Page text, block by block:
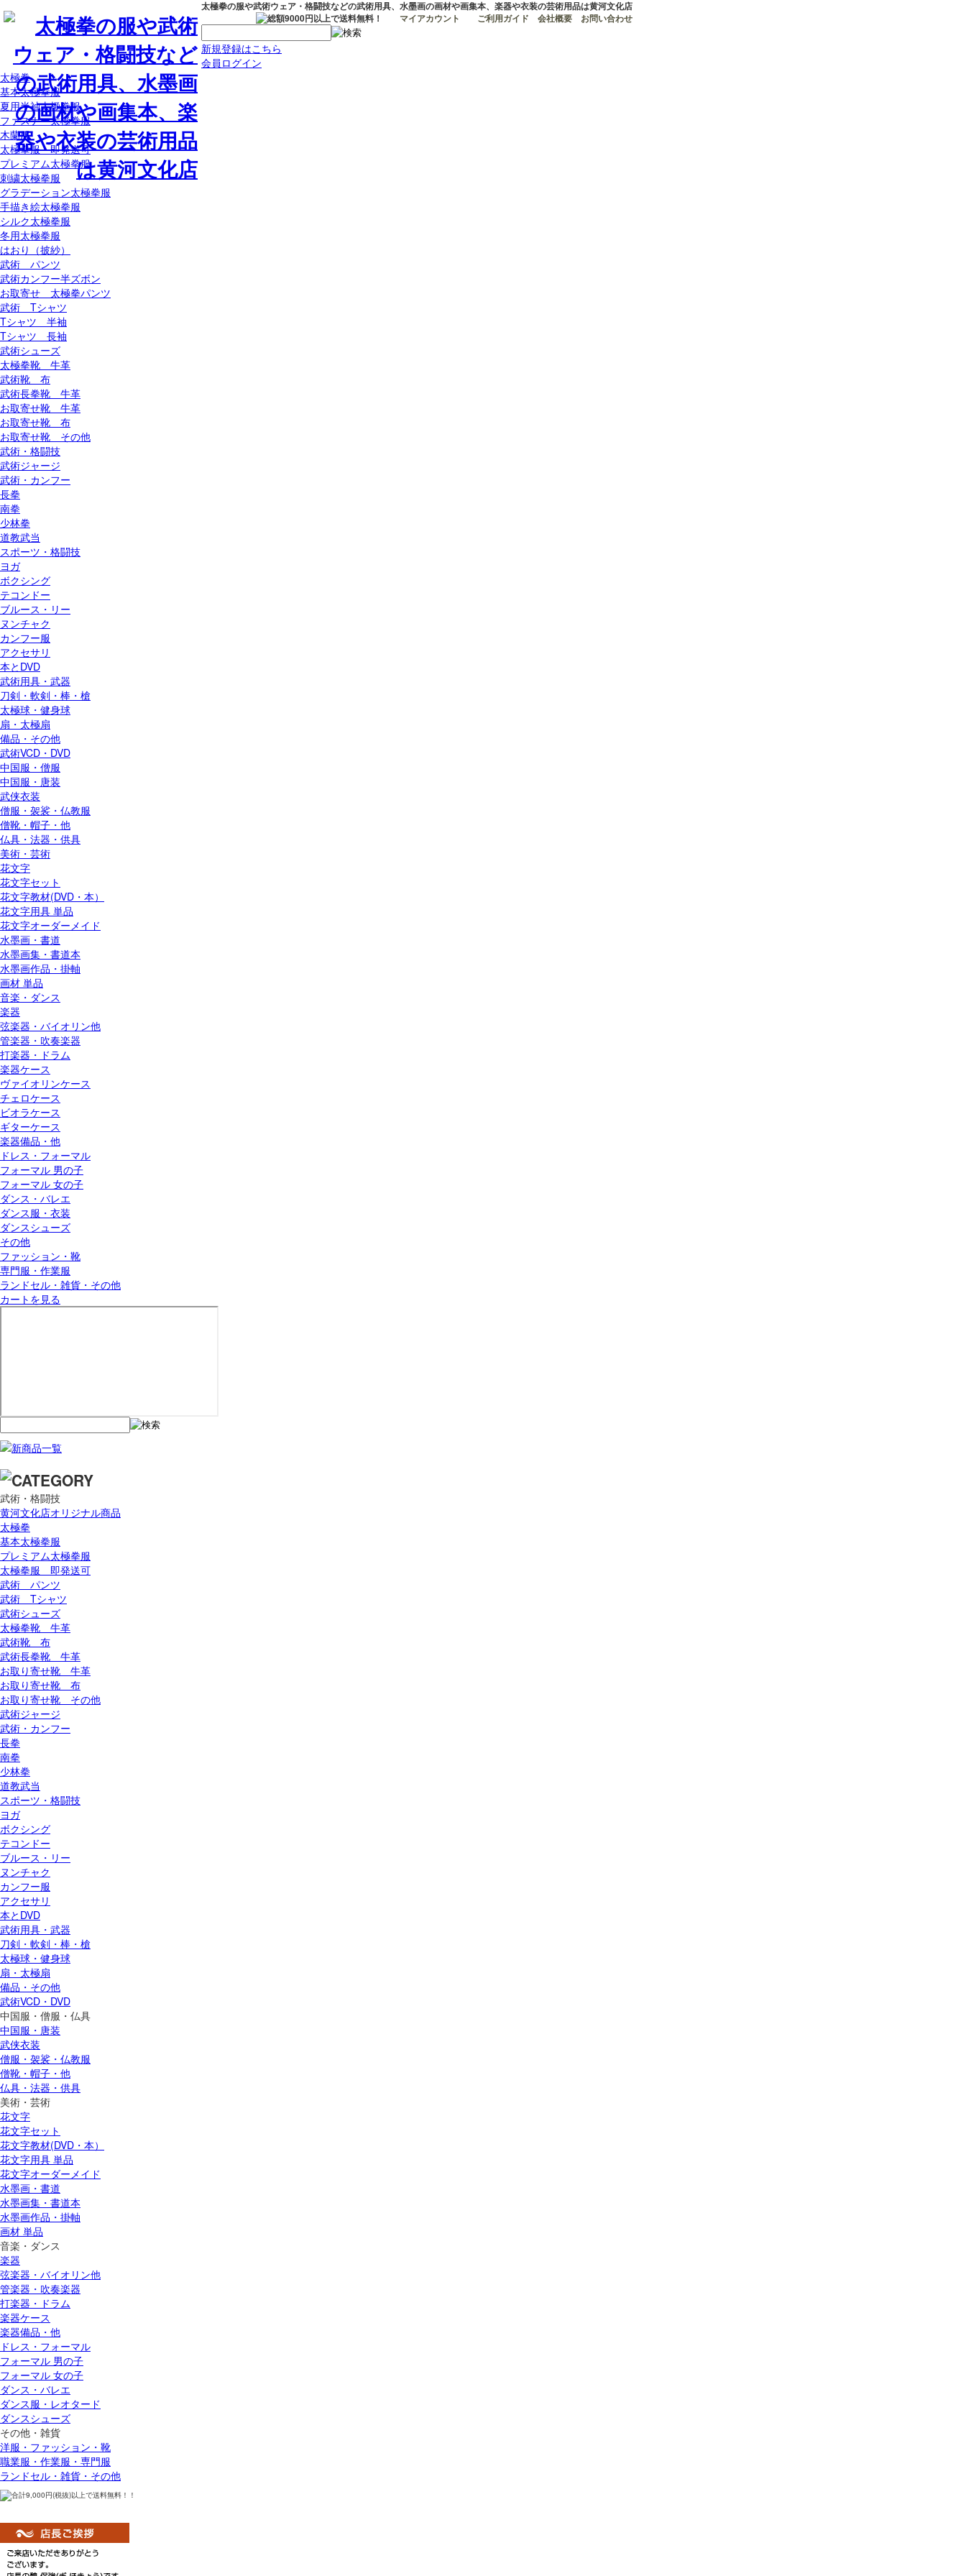
太極拳の服や武術ウェア・格闘技などの武術用具、水墨画の画材や画集本、楽器や衣装の芸術用品は黄河文化店
マイアカウント
ご利用ガイド 会社概要 お問い合わせ
新規登録はこちら
会員ログイン
太極拳
基本太極拳服
夏用半袖太極拳服
ファスナー太極拳服
木蘭服
太極拳服 即発送可
プレミアム太極拳服
刺繍太極拳服
グラデーション太極拳服
手描き絵太極拳服
シルク太極拳服
冬用太極拳服
はおり（披紗）
武術 パンツ
武術カンフー半ズボン
お取寄せ 太極拳パンツ
武術 Tシャツ
Tシャツ 半袖
Tシャツ 長袖
武術シューズ
太極拳靴 牛革
武術靴 布
武術長拳靴 牛革
お取寄せ靴 牛革
お取寄せ靴 布
お取寄せ靴 その他
武術・格闘技
武術ジャージ
武術・カンフー
長拳
南拳
少林拳
道教武当
スポーツ・格闘技
ヨガ
ボクシング
テコンドー
ブルース・リー
ヌンチャク
カンフー服
アクセサリ
本とDVD
武術用具・武器
刀剣・軟剣・棒・槍
太極球・健身球
扇・太極扇
備品・その他
武術VCD・DVD
中国服・僧服
中国服・唐装
武侠衣装
僧服・袈裟・仏教服
僧靴・帽子・他
仏具・法器・供具
美術・芸術
花文字
花文字セット
花文字教材(DVD・本）
花文字用具 単品
花文字オーダーメイド
水墨画・書道
水墨画集・書道本
水墨画作品・掛軸
画材 単品
音楽・ダンス
楽器
弦楽器・バイオリン他
管楽器・吹奏楽器
打楽器・ドラム
楽器ケース
ヴァイオリンケース
チェロケース
ビオラケース
ギターケース
楽器備品・他
ドレス・フォーマル
フォーマル 男の子
フォーマル 女の子
ダンス・バレエ
ダンス服・衣装
ダンスシューズ
その他
ファッション・靴
専門服・作業服
ランドセル・雑貨・その他
カートを見る
武術・格闘技
黄河文化店オリジナル商品
太極拳
基本太極拳服
プレミアム太極拳服
太極拳服 即発送可
武術 パンツ
武術 Tシャツ
武術シューズ
太極拳靴 牛革
武術靴 布
武術長拳靴 牛革
お取り寄せ靴 牛革
お取り寄せ靴 布
お取り寄せ靴 その他
武術ジャージ
武術・カンフー
長拳
南拳
少林拳
道教武当
スポーツ・格闘技
ヨガ
ボクシング
テコンドー
ブルース・リー
ヌンチャク
カンフー服
アクセサリ
本とDVD
武術用具・武器
刀剣・軟剣・棒・槍
太極球・健身球
扇・太極扇
備品・その他
武術VCD・DVD
中国服・僧服・仏具
中国服・唐装
武侠衣装
僧服・袈裟・仏教服
僧靴・帽子・他
仏具・法器・供具
美術・芸術
花文字
花文字セット
花文字教材(DVD・本）
花文字用具 単品
花文字オーダーメイド
水墨画・書道
水墨画集・書道本
水墨画作品・掛軸
画材 単品
音楽・ダンス
楽器
弦楽器・バイオリン他
管楽器・吹奏楽器
打楽器・ドラム
楽器ケース
楽器備品・他
ドレス・フォーマル
フォーマル 男の子
フォーマル 女の子
ダンス・バレエ
ダンス服・レオタード
ダンスシューズ
その他・雑貨
洋服・ファッション・靴
職業服・作業服・専門服
ランドセル・雑貨・その他